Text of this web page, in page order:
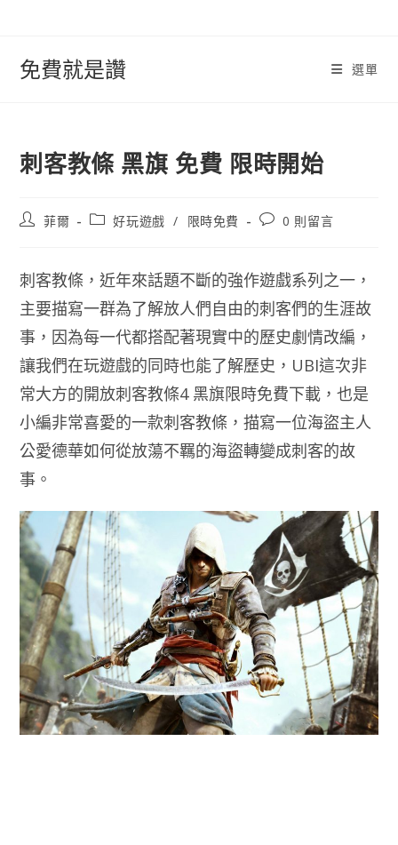
免費就是讚 選單
刺客教條 黑旗 免費 限時開始
文
者:
菲爾
文
別:
好玩遊戲 / 限時免費
文
論：
0 則留言
刺客教條，近年來話題不斷的強作遊戲系列之一，
主要描寫一群為了解放人們自由的刺客們的生涯故
事，因為每一代都搭配著現實中的歷史劇情改編，
讓我們在玩遊戲的同時也能了解歷史，UBI這次非
常大方的開放刺客教條4 黑旗限時免費下載，也是
小編非常喜愛的一款刺客教條，描寫一位海盜主人
公愛德華如何從放蕩不羈的海盜轉變成刺客的故
事。